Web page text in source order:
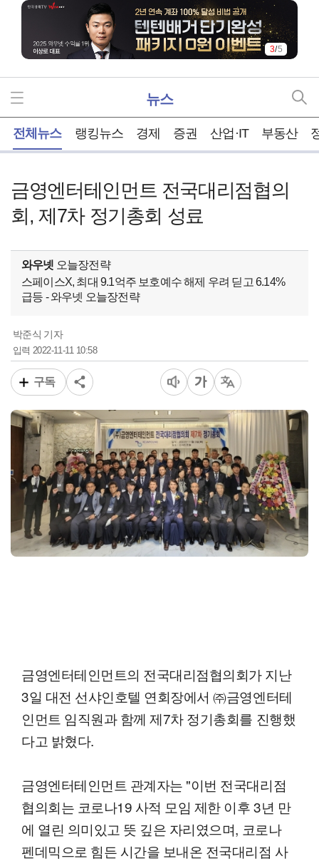
3/5
뉴스
전체뉴스 랭킹뉴스 경제 증권 산업·IT 부동산
금영엔터테인먼트 전국대리점협의
회, 제7차 정기총회 성료
와우넷 오늘장전략
스페이스X, 최대 9.1억주 보호예수 해제 우려 딛고 6.14%
급등 - 와우넷 오늘장전략
박준식 기자
입력2022-11-11 10:58
구독
금영엔터테인먼트의 전국대리점협의회가 지난
3일 대전 선샤인호텔 연회장에서 ㈜금영엔터테
인먼트 임직원과 함께 제7차 정기총회를 진행했
다고 밝혔다.
금영엔터테인먼트 관계자는 "이번 전국대리점
협의회는 코로나19 사적 모임 제한 이후 3년 만
에 열린 의미있고 뜻 깊은 자리였으며, 코로나
펜데믹으로 힘든 시간을 보내온 전국대리점 사